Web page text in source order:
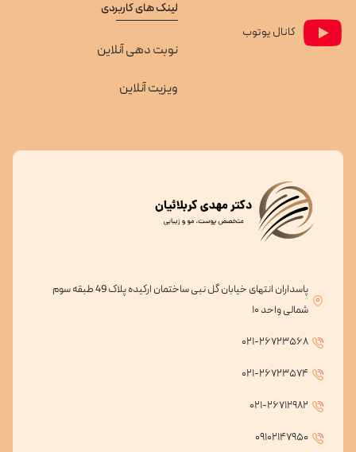
پاسداران انتهای خیابان گل نبی ساختمان ارکیده پلاک 49 طبقه سوم
شمالی واحد ۱۰
۰۲۱-۲۶۷۲۳۵۶۸
۰۲۱-۲۶۷۲۳۵۷۴
۰۲۱-۲۶۷۱۲۹۸۲
۰۹۱۰۲۱۴۷۹۵۰
لینک های کاربردی
نوبت دهی آنلاین
ویزیت آنلاین
کانال یوتوب